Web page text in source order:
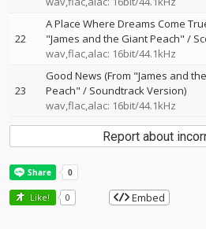
22
A Place Where Dreams Come
"James and the Giant Peach" /
wav,flac,alac: 16bit/44.1kHz
23
Good News (From "James and
Peach" / Soundtrack Version)
wav,flac,alac: 16bit/44.1kHz
Report about
Like! 0 Embed